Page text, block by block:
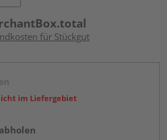
für Stückgut
im Liefergebiet